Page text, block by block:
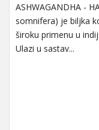
ASHWAGANDHA -
somnifera) je biljka
široku primenu u
Ulazi u sastav...